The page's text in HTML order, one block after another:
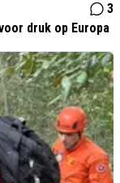
3
druk op Europa